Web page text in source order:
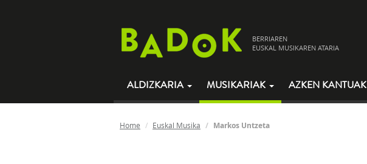
BERRIAREN
EUSKAL MUSIKAREN ATARIA
ALDIZKARIA MUSIKARIAK AZKEN KANTUAK
Home Euskal Musika Markos Untzeta